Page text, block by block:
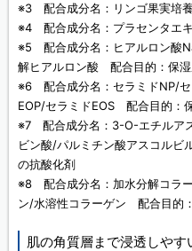
※3 配合成分名：リンゴ果実培
※4 配合成分名：プラセンタエ
※5 配合成分名：ヒアルロン酸
解ヒアルロン酸 配合目的：保
※6 配合成分名：セラミドNP/
EOP/セラミドEOS 配合目的：
※7 配合成分名：3-O-エチルア
ビン酸/パルミチン酸アスコル
の抗酸化剤
※8 配合成分名：加水分解コラ
ン/水溶性コラーゲン 配合目的
肌の角質層まで浸透しやす